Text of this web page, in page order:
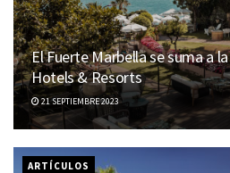
El Fuerte Marbella se suma a
Hotels & Resorts
21 SEPTIEMBRE 2023
ARTÍCULOS